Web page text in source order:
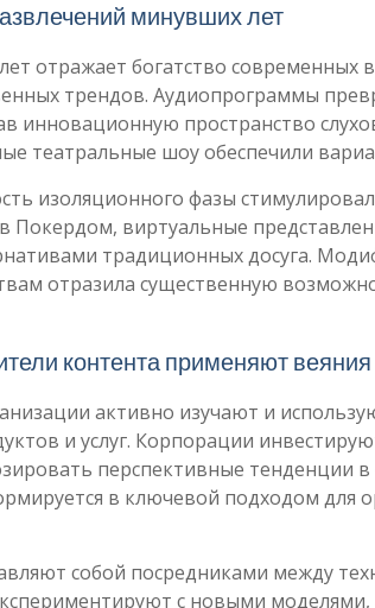
минувших лет
отражает богатство современных
трендов. Аудиопрограммы
инновационную пространство
театральные шоу обеспечили
изоляционного фазы
виртуальные
традиционных досуга.
отразила существенную
контента применяют веяния
активно изучают и
и услуг. Корпорации
перспективные тенденции
в ключевой подходом для
собой посредниками между
с новыми